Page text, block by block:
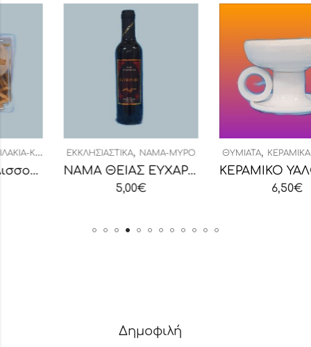
Μικρή Συσκευασία
ΕΚΚΛΗΣΙΑΣΤΙΚΆ,ΝΆΜΑ-ΜΎΡΟ
ΝΑΜΑ ΘΕΙΑΣ ΕΥΧΑΡΙΣΤΙΑΣ ΒΥΖΑΝΤΙΝΟ 375ml
ΘΥΜΙΑΤΆ,ΚΕΡΑΜΙΚΆ
Δημοφιλή